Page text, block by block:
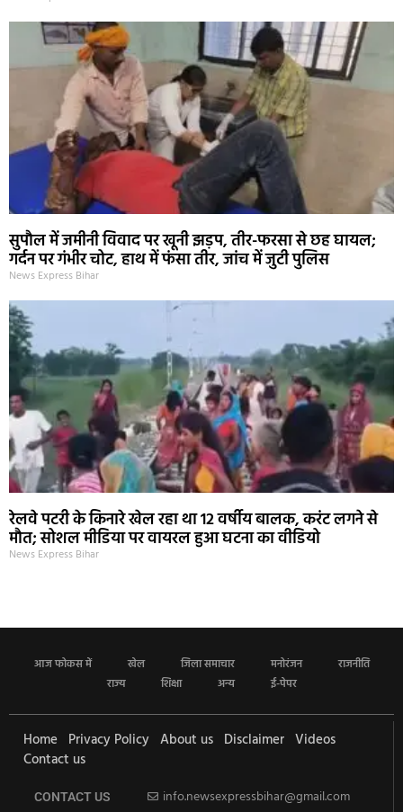
सुपौल में जमीनी विवाद पर खूनी झड़प, तीर-फरसा से छह घायल;
गर्दन पर गंभीर चोट, हाथ में फंसा तीर, जांच में जुटी पुलिस
News Express Bihar
रेलवे पटरी के किनारे खेल रहा था 12 वर्षीय बालक, करंट लगने से
मौत; सोशल मीडिया पर वायरल हुआ घटना का वीडियो
News Express Bihar
आज फोकस में खेल जिला समाचार मनोरंजन
राजनीति
राज्य
शिक्षा अन्य ई-पेपर
Home Privacy Policy About us Disclaimer Videos
Contact us
CONTACT US info.newsexpressbihar@gmail.com